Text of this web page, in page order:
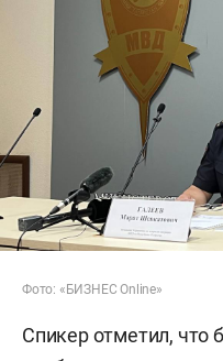
Фото: «БИЗНЕС Online»
Спикер отметил, что